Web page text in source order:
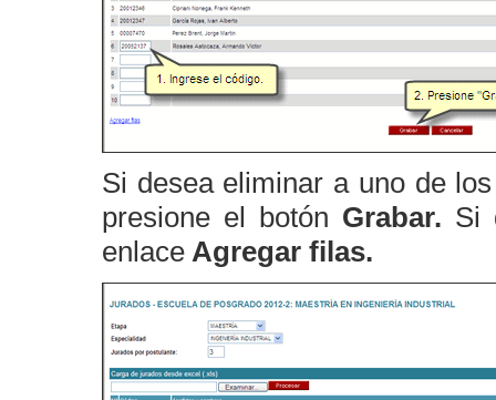
Si desea eliminar a uno de
presione el botón Grabar. Si
enlace Agregar filas.